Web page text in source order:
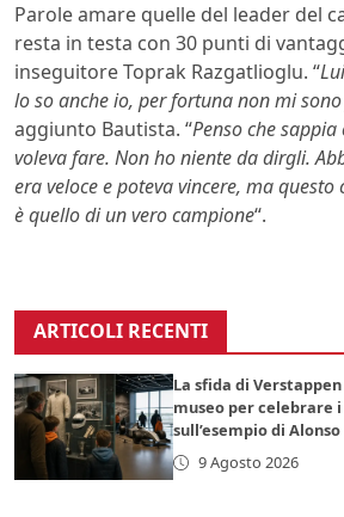
Parole amare quelle del leader del
resta in testa con 30 punti di
inseguitore Toprak Razgatlioglu. “
lo so anche io, per fortuna non mi
aggiunto Bautista. “Penso che
voleva fare. Non ho niente da dirgli.
era veloce e poteva vincere, ma
è quello di un vero campione“.
ARTICOLI RECENTI
La sfida di
museo per celebrare
sull’esempio di Alonso
9 Agosto 2026